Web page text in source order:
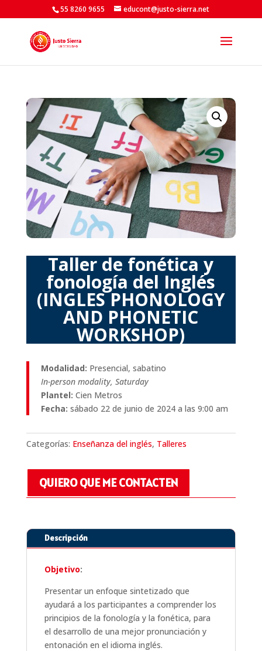
55 8260 9655 educont@justo-sierra.net
Taller de fonética y
fonología del Inglés
(INGLES PHONOLOGY
AND PHONETIC
WORKSHOP)
Modalidad: Presencial, sabatino
In-person modality, Saturday
Plantel: Cien Metros
Fecha: sábado 22 de junio de 2024 a las 9:00 am
Categorías: Enseñanza del inglés, Talleres
QUIERO QUE ME CONTACTEN
Descripción
Objetivo:
Presentar un enfoque sintetizado que
ayudará a los participantes a comprender los
principios de la fonología y la fonética, para
el desarrollo de una mejor pronunciación y
entonación en el idioma inglés.